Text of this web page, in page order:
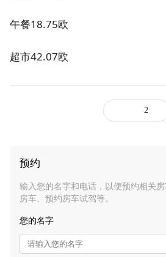
午餐18.75欧
超市42.07欧
2
预约
输入您的名字和电话，以便预约相关
房车、预约房车试驾等。
您的名字